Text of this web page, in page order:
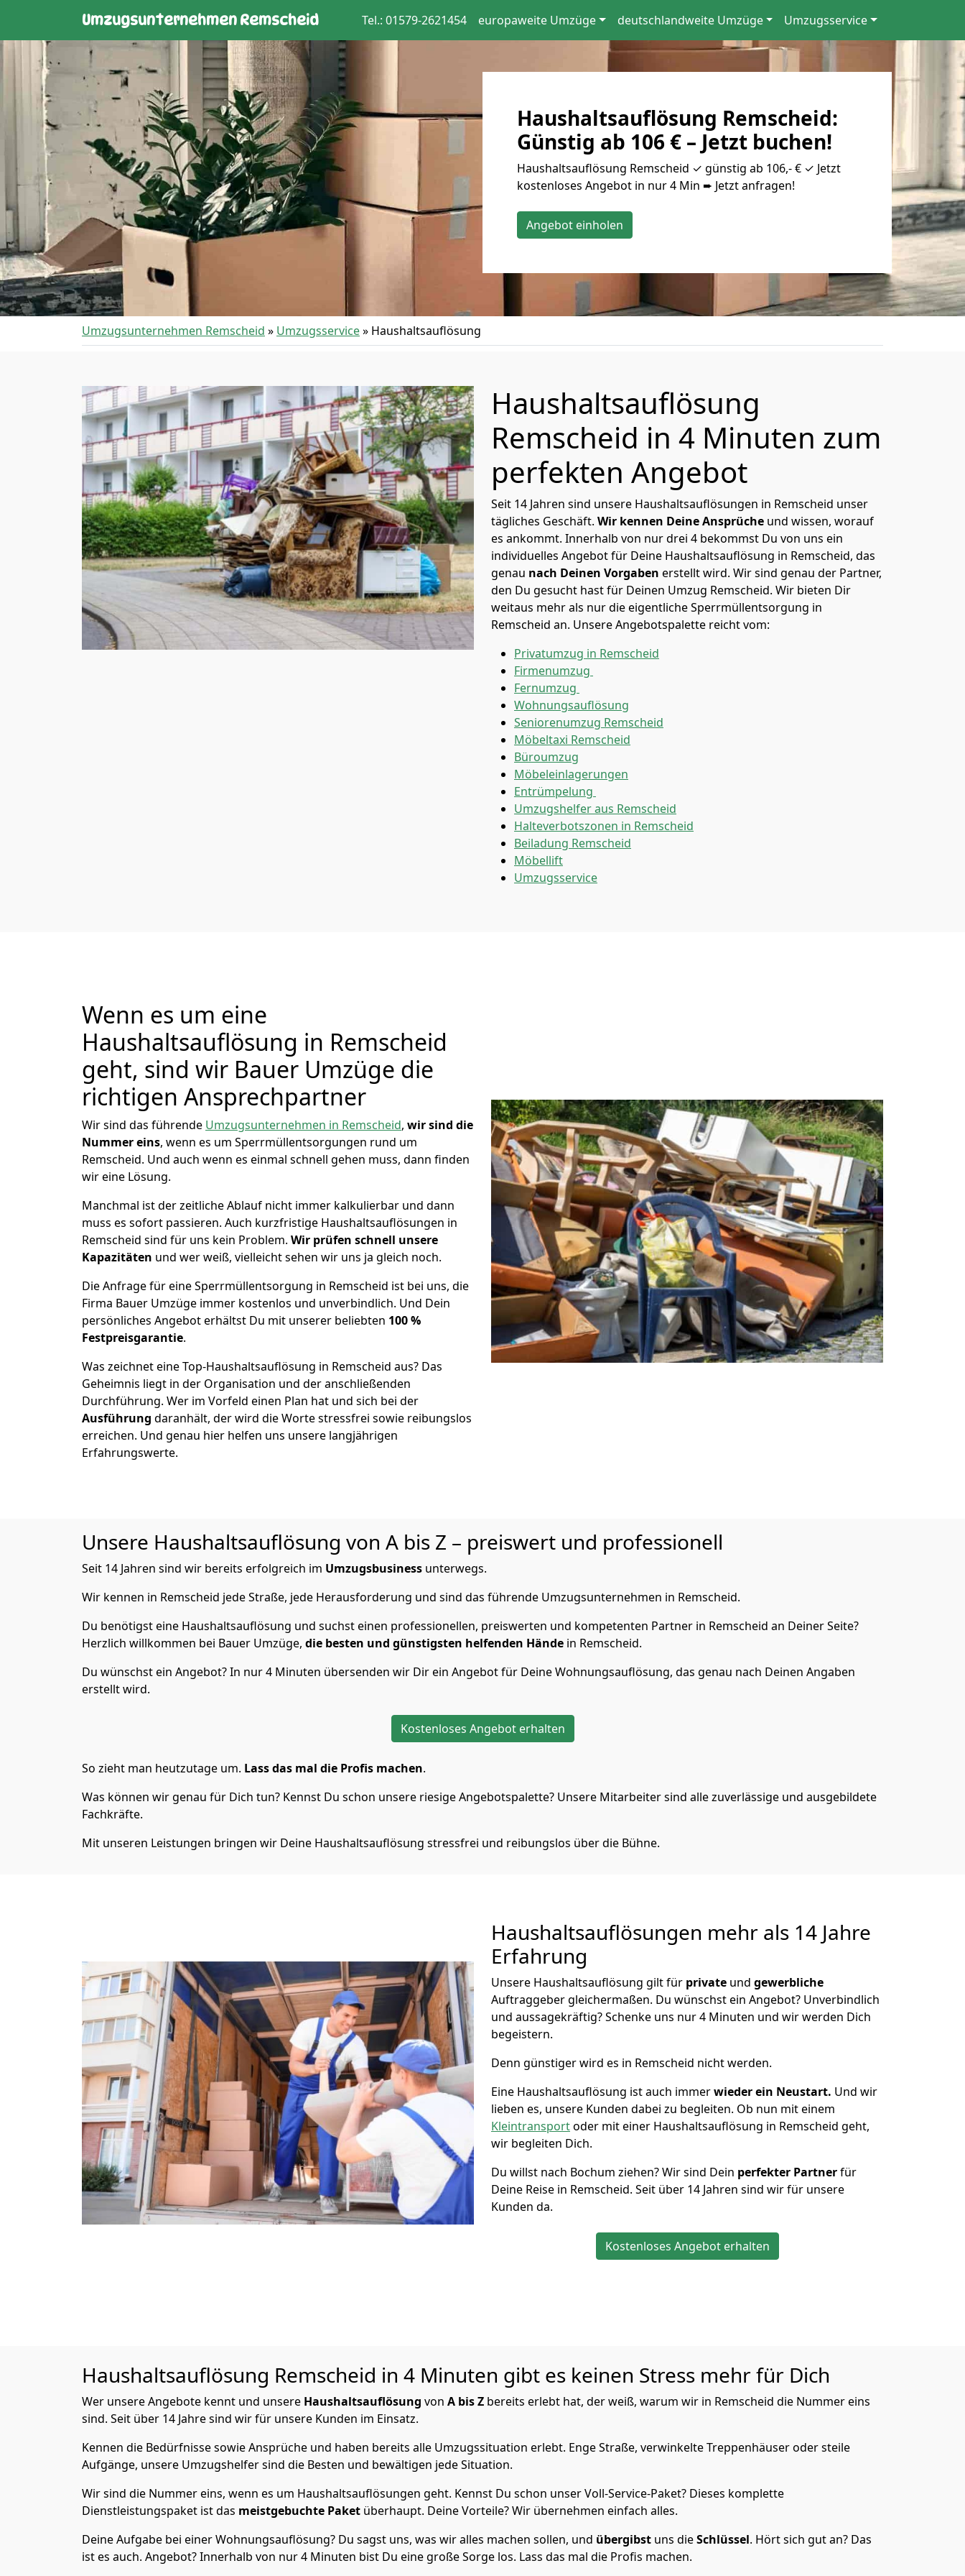
Umzugsunternehmen Remscheid Tel.: 01579-2621454 europaweite Umzüge deutschlandweite Umzüge Umzugsservice
Haushaltsauflösung Remscheid:
Günstig ab 106 € – Jetzt buchen!
Haushaltsauflösung Remscheid ✓ günstig ab 106,- € ✓ Jetzt
kostenloses Angebot in nur 4 Min ➨ Jetzt anfragen!
Angebot einholen
Umzugsunternehmen Remscheid » Umzugsservice» Haushaltsauflösung
Haushaltsauflösung
Remscheid in 4 Minuten zum
perfekten Angebot
Seit 14 Jahren sind unsere Haushaltsauflösungen in Remscheid unser
tägliches Geschäft. Wir kennen Deine Ansprüche und wissen, worauf
es ankommt. Innerhalb von nur drei 4 bekommst Du von uns ein
individuelles Angebot für Deine Haushaltsauflösung in Remscheid, das
genau nach Deinen Vorgaben erstellt wird. Wir sind genau der Partner,
den Du gesucht hast für Deinen Umzug Remscheid. Wir bieten Dir
weitaus mehr als nur die eigentliche Sperrmüllentsorgung in
Remscheid an. Unsere Angebotspalette reicht vom:
Privatumzug in Remscheid
Firmenumzug
Fernumzug
Wohnungsauflösung
Seniorenumzug Remscheid
Möbeltaxi Remscheid
Büroumzug
Möbeleinlagerungen
Entrümpelung
Umzugshelfer aus Remscheid
Halteverbotszonen in Remscheid
Beiladung Remscheid
Möbellift
Umzugsservice
Wenn es um eine
Haushaltsauflösung in Remscheid
geht, sind wir Bauer Umzüge die
richtigen Ansprechpartner
Wir sind das führende Umzugsunternehmen in Remscheid, wir sind die
Nummer eins, wenn es um Sperrmüllentsorgungen rund um
Remscheid. Und auch wenn es einmal schnell gehen muss, dann finden
wir eine Lösung.
Manchmal ist der zeitliche Ablauf nicht immer kalkulierbar und dann
muss es sofort passieren. Auch kurzfristige Haushaltsauflösungen in
Remscheid sind für uns kein Problem. Wir prüfen schnell unsere
Kapazitäten und wer weiß, vielleicht sehen wir uns ja gleich noch.
Die Anfrage für eine Sperrmüllentsorgung in Remscheid ist bei uns, die
Firma Bauer Umzüge immer kostenlos und unverbindlich. Und Dein
persönliches Angebot erhältst Du mit unserer beliebten 100 %
Festpreisgarantie.
Was zeichnet eine Top-Haushaltsauflösung in Remscheid aus? Das
Geheimnis liegt in der Organisation und der anschließenden
Durchführung. Wer im Vorfeld einen Plan hat und sich bei der
Ausführung daranhält, der wird die Worte stressfrei sowie reibungslos
erreichen. Und genau hier helfen uns unsere langjährigen
Erfahrungswerte.
Unsere Haushaltsauflösung von A bis Z – preiswert und professionell
Seit 14 Jahren sind wir bereits erfolgreich im Umzugsbusiness unterwegs.
Wir kennen in Remscheid jede Straße, jede Herausforderung und sind das führende Umzugsunternehmen in Remscheid.
Du benötigst eine Haushaltsauflösung und suchst einen professionellen, preiswerten und kompetenten Partner in Remscheid an Deiner Seite?
Herzlich willkommen bei Bauer Umzüge, die besten und günstigsten helfenden Hände in Remscheid.
Du wünschst ein Angebot? In nur 4 Minuten übersenden wir Dir ein Angebot für Deine Wohnungsauflösung, das genau nach Deinen Angaben
erstellt wird.
Kostenloses Angebot erhalten
So zieht man heutzutage um. Lass das mal die Profis machen.
Was können wir genau für Dich tun? Kennst Du schon unsere riesige Angebotspalette? Unsere Mitarbeiter sind alle zuverlässige und ausgebildete
Fachkräfte.
Mit unseren Leistungen bringen wir Deine Haushaltsauflösung stressfrei und reibungslos über die Bühne.
Haushaltsauflösungen mehr als 14 Jahre
Erfahrung
Unsere Haushaltsauflösung gilt für private und gewerbliche
Auftraggeber gleichermaßen. Du wünschst ein Angebot? Unverbindlich
und aussagekräftig? Schenke uns nur 4 Minuten und wir werden Dich
begeistern.
Denn günstiger wird es in Remscheid nicht werden.
Eine Haushaltsauflösung ist auch immerwieder ein Neustart. Und wir
lieben es, unsere Kunden dabei zu begleiten. Ob nun mit einem
Kleintransportoder mit einer Haushaltsauflösung in Remscheid geht,
wir begleiten Dich.
Du willst nach Bochum ziehen? Wir sind Dein perfekter Partnerfür
Deine Reise in Remscheid. Seit über 14 Jahren sind wir für unsere
Kunden da.
Kostenloses Angebot erhalten
Haushaltsauflösung Remscheid in 4 Minuten gibt es keinen Stress mehr für Dich
Wer unsere Angebote kennt und unsere Haushaltsauflösung von A bis Z bereits erlebt hat, der weiß, warum wir in Remscheid die Nummer eins
sind. Seit über 14 Jahre sind wir für unsere Kunden im Einsatz.
Kennen die Bedürfnisse sowie Ansprüche und haben bereits alle Umzugssituation erlebt. Enge Straße, verwinkelte Treppenhäuser oder steile
Aufgänge, unsere Umzugshelfer sind die Besten und bewältigen jede Situation.
Wir sind die Nummer eins, wenn es um Haushaltsauflösungen geht. Kennst Du schon unser Voll-Service-Paket? Dieses komplette
Dienstleistungspaket ist das meistgebuchte Paket überhaupt. Deine Vorteile? Wir übernehmen einfach alles.
Deine Aufgabe bei einer Wohnungsauflösung? Du sagst uns, was wir alles machen sollen, und übergibst uns dieSchlüssel. Hört sich gut an? Das
ist es auch. Angebot? Innerhalb von nur 4 Minuten bist Du eine große Sorge los. Lass das mal die Profis machen.